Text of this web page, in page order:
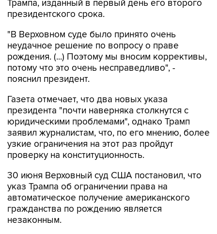
Трампа, изданный в первый день его второго
президентского срока.
"В Верховном суде было принято очень
неудачное решение по вопросу о праве
рождения. (...) Поэтому мы вносим коррективы,
потому что это очень несправедливо", -
пояснил президент.
Газета отмечает, что два новых указа
президента "почти наверняка столкнутся с
юридическими проблемами", однако Трамп
заявил журналистам, что, по его мнению, более
узкие ограничения на этот раз пройдут
проверку на конституционность.
30 июня Верховный суд США постановил, что
указ Трампа об ограничении права на
автоматическое получение американского
гражданства по рождению является
незаконным.